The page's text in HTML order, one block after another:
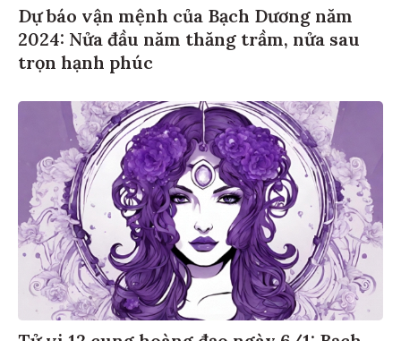
Dự báo vận mệnh của Bạch Dương năm
2024: Nửa đầu năm thăng trầm, nửa sau
trọn hạnh phúc